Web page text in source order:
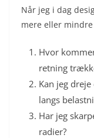
Når jeg i dag
mere eller
Hvor
retning
Kan jeg
langs
Har jeg
radier?